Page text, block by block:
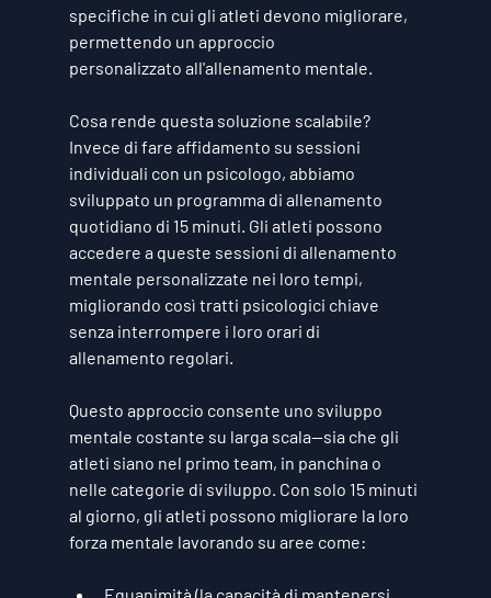
specifiche in cui gli atleti devono migliorare,
permettendo un approccio
personalizzato all'allenamento mentale.
Cosa rende questa soluzione scalabile?
Invece di fare affidamento su sessioni
individuali con un psicologo, abbiamo
sviluppato un programma di allenamento
quotidiano di 15 minuti . Gli atleti possono
accedere a queste sessioni di allenamento
mentale personalizzate nei loro tempi,
migliorando così tratti psicologici chiave
senza interrompere i loro orari di
allenamento regolari.
Questo approccio consente uno sviluppo
mentale costante su larga scala—sia che gli
atleti siano nel primo team, in panchina o
nelle categorie di sviluppo. Con solo 15 minuti
al giorno, gli atleti possono migliorare la loro
forza mentale lavorando su aree come:
Equanimità (la capacità di mantenersi